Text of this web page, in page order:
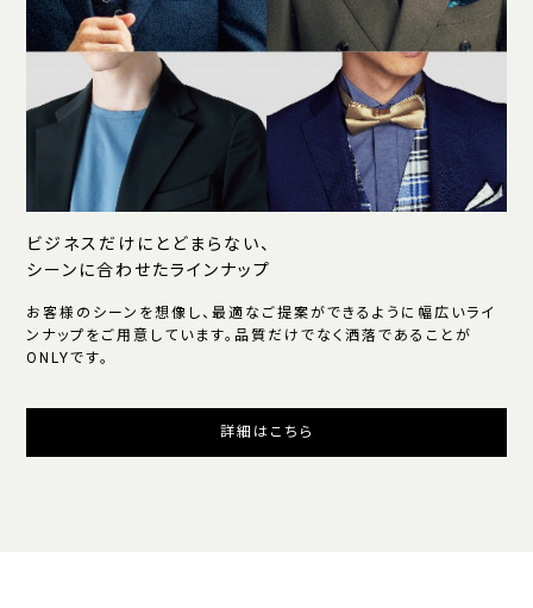
ビジネスだけにとどまらない、
シーンに合わせたラインナップ
お客様のシーンを想像し、最適なご提案ができるように幅広いライ
ンナップをご用意しています。品質だけでなく洒落であることが
ONLYです。
詳細はこちら